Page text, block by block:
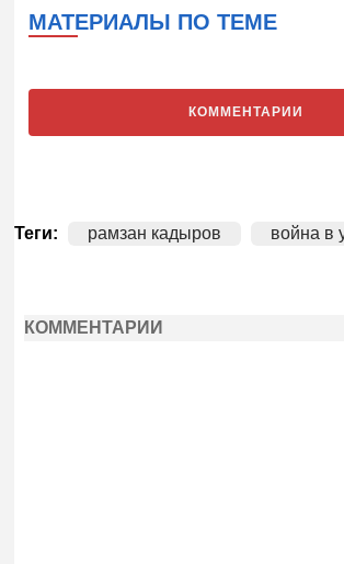
МАТЕРИАЛЫ ПО ТЕМЕ
КОММЕНТАРИИ
Теги: рамзан кадыров война в
КОММЕНТАРИИ